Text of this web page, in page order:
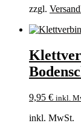
zzgl.
9,95 € inkl.
inkl. MwSt.